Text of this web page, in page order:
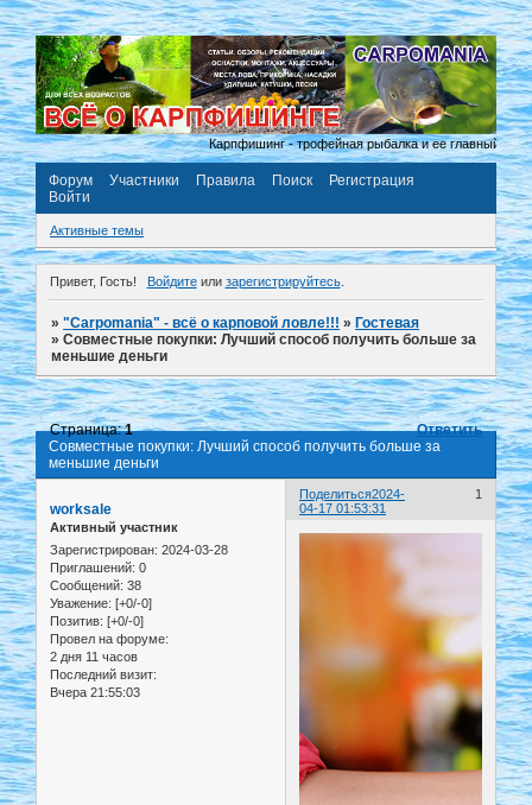
Карпфишинг - трофейная рыбалка и ее главный
Форум Участники Правила Поиск
Регистрация
Войти
Активные темы
Привет, Гость! Войдитеили зарегистрируйтесь.
»"Carpomania" - всё о карповой ловле!!! »Гостевая
»Совместные покупки: Лучший способ получить больше за
меньшие деньги
Совместные покупки: Лучший способ получить больше за
меньшие деньги
Страница:1 Ответить
Поделиться 1
2024-
04-17 01:53:31
worksale
Активный участник
Зарегистрирован: 2024-03-28
Приглашений: 0
Сообщений: 38
Уважение: [+0/-0]
Позитив: [+0/-0]
Провел на форуме:
2 дня 11 часов
Последний визит:
Вчера 21:55:03